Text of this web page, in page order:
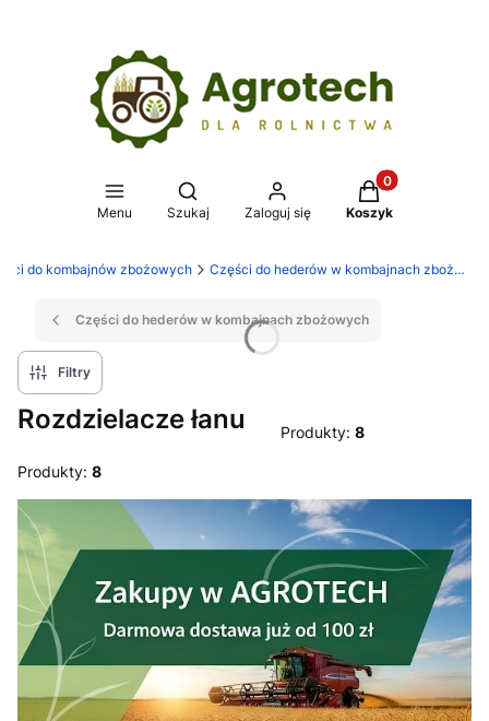
Menu
Otwórz wyszukiwarkę
Szukaj Zaloguj się
Produkty w
Koszyk
do kombajnów zbożowych Części do hederów w kombajnach zbożowych
Części do hederów w kombajnach zbożowych
Filtry
Rozdzielacze łanu Produkty: 8
Produkty: 8